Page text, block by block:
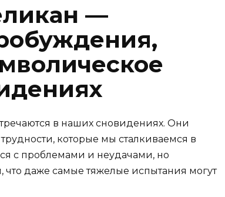
—
в наших сновидениях. Они
которые мы сталкиваемся в
с проблемами и неудачами, но
даже самые тяжелые испытания могут